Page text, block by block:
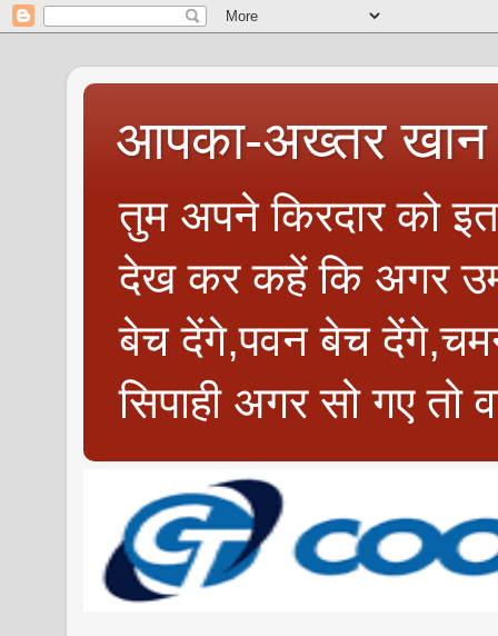
आपका-अख्तर
तुम अपने किरदार को
देख कर कहें कि अगर
बेच देंगे,पवन बेच
सिपाही अगर सो गए